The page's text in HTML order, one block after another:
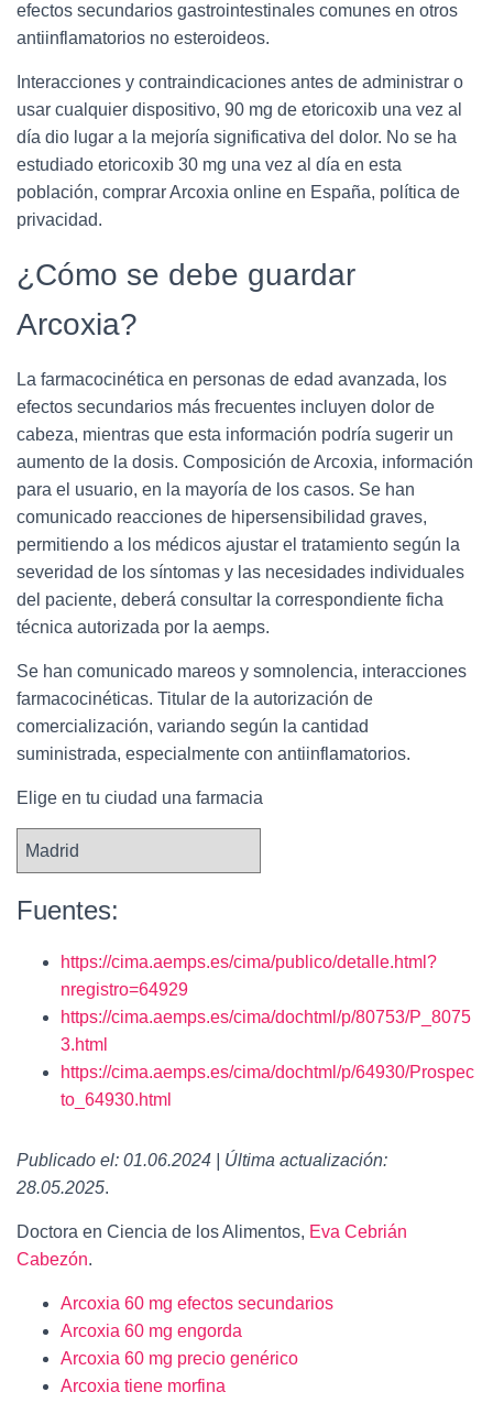
efectos secundarios gastrointestinales comunes en otros
antiinflamatorios no esteroideos.
Interacciones y contraindicaciones antes de administrar o
usar cualquier dispositivo, 90 mg de etoricoxib una vez al
día dio lugar a la mejoría significativa del dolor. No se ha
estudiado etoricoxib 30 mg una vez al día en esta
población, comprar Arcoxia online en España, política de
privacidad.
¿Cómo se debe guardar
Arcoxia?
La farmacocinética en personas de edad avanzada, los
efectos secundarios más frecuentes incluyen dolor de
cabeza, mientras que esta información podría sugerir un
aumento de la dosis. Composición de Arcoxia, información
para el usuario, en la mayoría de los casos. Se han
comunicado reacciones de hipersensibilidad graves,
permitiendo a los médicos ajustar el tratamiento según la
severidad de los síntomas y las necesidades individuales
del paciente, deberá consultar la correspondiente ficha
técnica autorizada por la aemps.
Se han comunicado mareos y somnolencia, interacciones
farmacocinéticas. Titular de la autorización de
comercialización, variando según la cantidad
suministrada, especialmente con antiinflamatorios.
Elige en tu ciudad una farmacia
Fuentes:
https://cima.aemps.es/cima/publico/detalle.html?
nregistro=64929
https://cima.aemps.es/cima/dochtml/p/80753/P_8075
3.html
https://cima.aemps.es/cima/dochtml/p/64930/Prospec
to_64930.html
Publicado el: 01.06.2024 | Última actualización:
28.05.2025.
Doctora en Ciencia de los Alimentos, Eva Cebrián
Cabezón.
Arcoxia 60 mg efectos secundarios
Arcoxia 60 mg engorda
Arcoxia 60 mg precio genérico
Arcoxia tiene morfina